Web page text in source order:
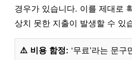
경우가 있습니다. 이를 제대로
상치 못한 지출이 발생할 수 있
⚠️ 비용 함정: ‘무료’라는 문구